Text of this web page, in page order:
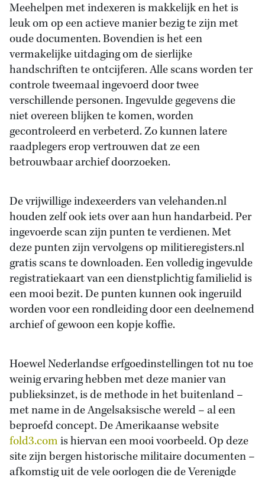
Meehelpen met indexeren is makkelijk en het is
leuk om op een actieve manier bezig te zijn met
oude documenten. Bovendien is het een
vermakelijke uitdaging om de sierlijke
handschriften te ontcijferen. Alle scans worden ter
controle tweemaal ingevoerd door twee
verschillende personen. Ingevulde gegevens die
niet overeen blijken te komen, worden
gecontroleerd en verbeterd. Zo kunnen latere
raadplegers erop vertrouwen dat ze een
betrouwbaar archief doorzoeken.
De vrijwillige indexeerders van velehanden.nl
houden zelf ook iets over aan hun handarbeid. Per
ingevoerde scan zijn punten te verdienen. Met
deze punten zijn vervolgens op militieregisters.nl
gratis scans te downloaden. Een volledig ingevulde
registratiekaart van een dienstplichtig familielid is
een mooi bezit. De punten kunnen ook ingeruild
worden voor een rondleiding door een deelnemend
archief of gewoon een kopje koffie.
Hoewel Nederlandse erfgoedinstellingen tot nu toe
weinig ervaring hebben met deze manier van
publieksinzet, is de methode in het buitenland –
met name in de Angelsaksische wereld – al een
beproefd concept. De Amerikaanse website
fold3.comis hiervan een mooi voorbeeld. Op deze
site zijn bergen historische militaire documenten –
afkomstig uit de vele oorlogen die de Verenigde